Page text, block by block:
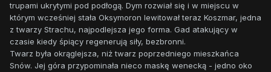
trupami ukrytymi pod podłogą. Dym rozwiał się i w miejscu w
którym wcześniej stała Oksymoron lewitował teraz Koszmar, jedna
z twarzy Strachu, najpodlejsza jego forma. Gad atakujący w
czasie kiedy śpiący regenerują siły, bezbronni.
Twarz była okrąglejsza, niż twarz poprzedniego mieszkańca
Snów. Jej góra przypominała nieco maskę wenecką - jedno oko